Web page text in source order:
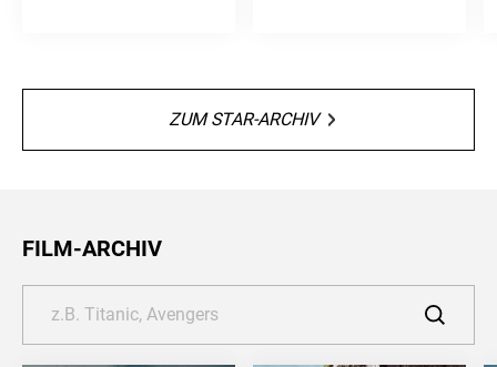
ZUM STAR-ARCHIV
FILM-ARCHIV